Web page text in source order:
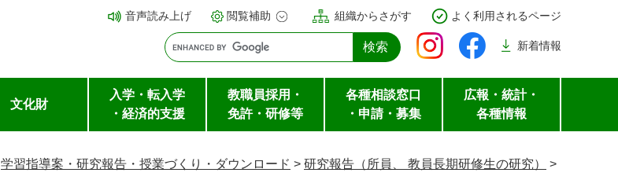
音声読み上げ 閲覧補助 組織からさがす よく利用されるページ
新着情報
文化財
入学・転入学
・経済的支援
教職員採用・
免許・研修等
各種相談窓口
・申請・募集
広報・統計・
各種情報
学習指導案・研究報告・授業づくり・ダウンロード > 研究報告（所員、 教員長期研修生の研究）
>